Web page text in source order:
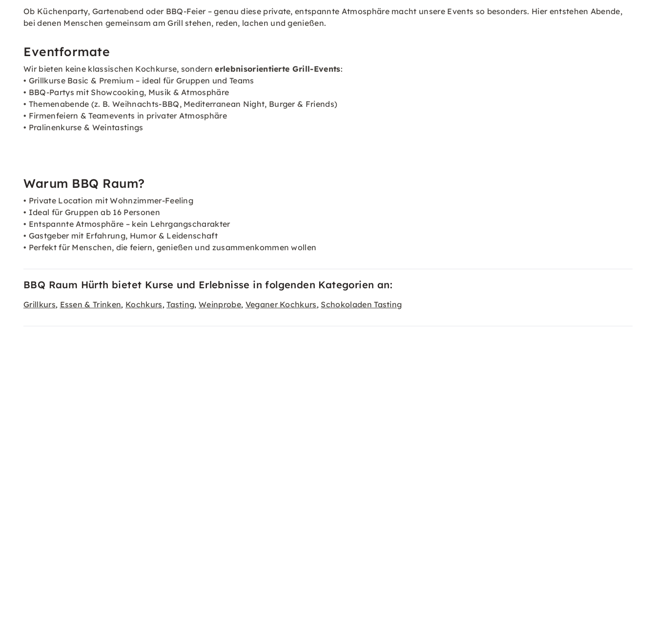
Ob Küchenparty, Gartenabend oder BBQ-Feier – genau diese private, entspannte Atmosphäre macht unsere Events so besonders. Hier entstehen Abende,
bei denen Menschen gemeinsam am Grill stehen, reden, lachen und genießen.
Eventformate
Wir bieten keine klassischen Kochkurse, sondernerlebnisorientierte Grill-Events:
• Grillkurse Basic & Premium – ideal für Gruppen und Teams
• BBQ-Partys mit Showcooking, Musik & Atmosphäre
• Themenabende (z. B. Weihnachts-BBQ, Mediterranean Night, Burger & Friends)
• Firmenfeiern & Teamevents in privater Atmosphäre
• Pralinenkurse & Weintastings
Warum BBQ Raum?
• Private Location mit Wohnzimmer-Feeling
• Ideal für Gruppen ab 16 Personen
• Entspannte Atmosphäre – kein Lehrgangscharakter
• Gastgeber mit Erfahrung, Humor & Leidenschaft
• Perfekt für Menschen, die feiern, genießen und zusammenkommen wollen
BBQ Raum Hürth bietet Kurse und Erlebnisse in folgenden Kategorien an:
Grillkurs, Essen & Trinken, Kochkurs,Tasting,Weinprobe, Veganer Kochkurs, Schokoladen Tasting